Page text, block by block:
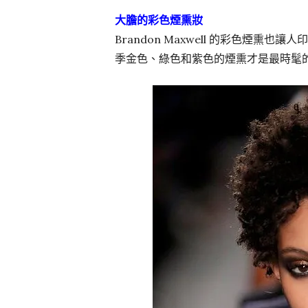
大膽的彩色煙熏妝
Brandon Maxwell 的彩色煙熏也讓人
季金色、綠色和紫色的煙熏才是最時髦